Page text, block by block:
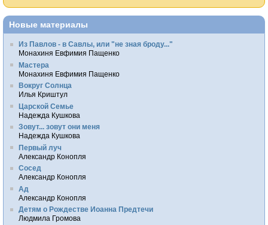
Новые материалы
Из Павлов - в Савлы, или "не зная броду..."
Монахиня Евфимия Пащенко
Мастера
Монахиня Евфимия Пащенко
Вокруг Солнца
Илья Криштул
Царской Семье
Надежда Кушкова
Зовут... зовут они меня
Надежда Кушкова
Первый луч
Александр Конопля
Сосед
Александр Конопля
Ад
Александр Конопля
Детям о Рождестве Иоанна Предтечи
Людмила Громова